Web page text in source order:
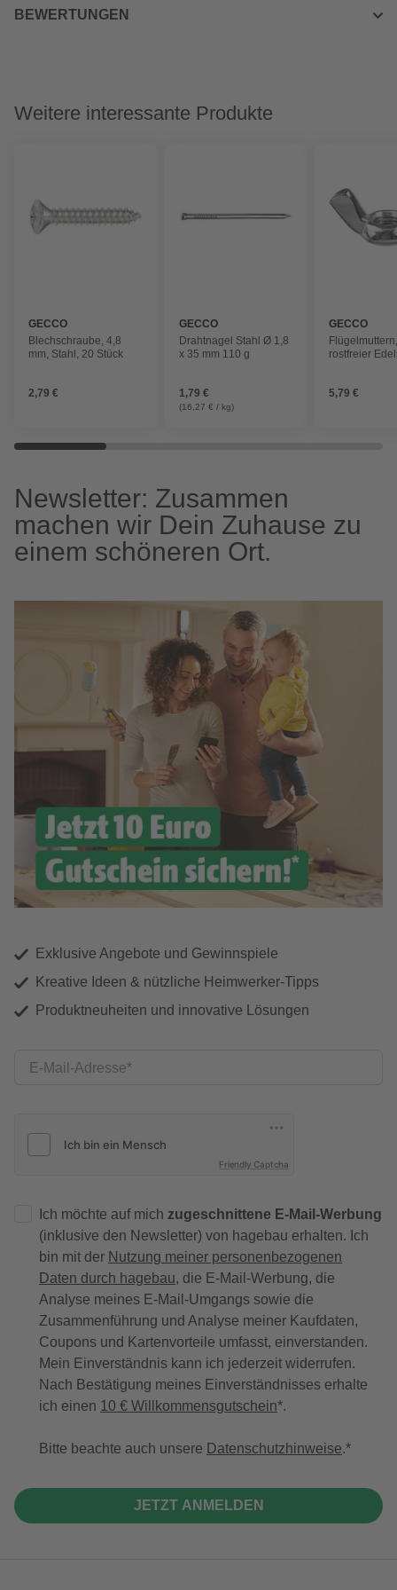
BEWERTUNGEN
Weitere interessante Produkte
GECCO
Blechschraube, 4,8
mm, Stahl, 20 Stück
2,79 €
GECCO
Drahtnagel Stahl Ø 1,8
x 35 mm 110 g
1,79 €
(16,27 € / kg)
GECCO
rostfreier
5,79 €
Newsletter: Zusammen
machen wir Dein Zuhause zu
einem schöneren Ort.
Exklusive Angebote und Gewinnspiele
Kreative Ideen & nützliche Heimwerker-Tipps
Produktneuheiten und innovative Lösungen
E-Mail-Adresse
Friendly Captcha
Ich möchte auf mich zugeschnittene E-Mail-Werbung
(inklusive den Newsletter) von hagebau erhalten. Ich
bin mit der Nutzung meiner personenbezogenen
Daten durch hagebau, die E-Mail-Werbung, die
Analyse meines E-Mail-Umgangs sowie die
Zusammenführung und Analyse meiner Kaufdaten,
Coupons und Kartenvorteile umfasst, einverstanden.
Mein Einverständnis kann ich jederzeit widerrufen.
Nach Bestätigung meines Einverständnisses erhalte
ich einen 10 € Willkommensgutschein*.
Bitte beachte auch unsere Datenschutzhinweise.
JETZT ANMELDEN